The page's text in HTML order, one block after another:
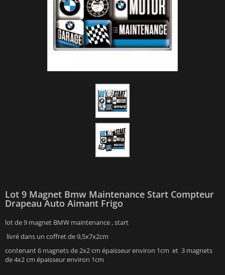
Lot 9 Magnet Bmw Maintenance Start Compteur
Drapeau Auto Aimant Frigo
lot de 9 magnet BMW maintenance , start
livré dans un coffret de 9,5x7x2cm
contenant 6 magnets de 2x2 cm épaisseur environ 1cm et 3 magnets
de 4x2 cm épaisseur environ 1cm